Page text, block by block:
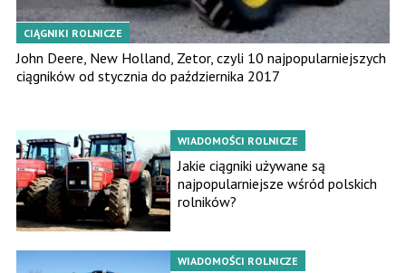
CIĄGNIKI ROLNICZE
John Deere, New Holland, Zetor, czyli 10 najpopularniejszych
ciągników od stycznia do października 2017
WIADOMOŚCI ROLNICZE
Jakie ciągniki używane są
najpopularniejsze wśród polskich
rolników?
WIADOMOŚCI ROLNICZE